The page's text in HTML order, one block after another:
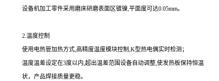
设备机加工零件采用磨床研磨表面区镀镍,平面度可达0.05mm。
2.温度控制
使用电热管加热方式,高精度温度模块控制,K型热电偶实时检测；
温度温差设定在3度以内,超出温差范围设备自动调整,使发热板保持恒温
状，产品焊接质量更稳。